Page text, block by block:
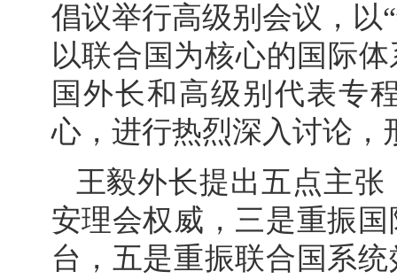
倡议举行高级别会议，以
以联合国为核心的国际
国外长和高级别代表专
心，进行热烈深入讨论，
王毅外长提出五点主
安理会权威，三是重振
台，五是重振联合国系